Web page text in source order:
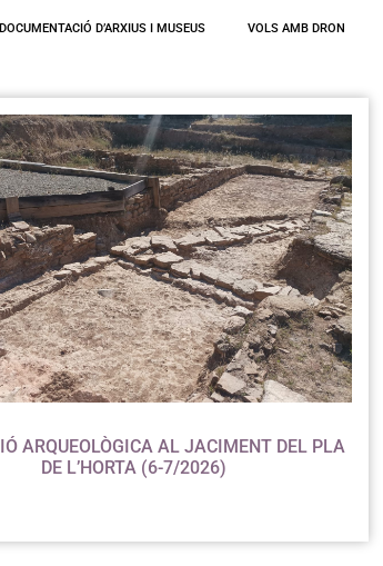
d'Empúries (MAC Empúries)
D’ARXIUS I MUSEUS VOLS AMB DRON
ARQUEOLÒGICA AL JACIMENT DEL PLA
DE L’HORTA (6-7/2026)